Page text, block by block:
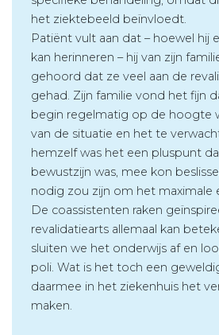
het ziektebeeld beïnvloedt.
Patiënt vult aan dat – hoewel hij
kan herinneren – hij van zijn
gehoord dat ze veel aan de
gehad. Zijn familie vond het fijn
begin regelmatig op de hoogte
van de situatie en het te
hemzelf was het een pluspunt
bewustzijn was, mee kon
nodig zou zijn om het maximale
De coassistenten raken
revalidatiearts allemaal kan
sluiten we het onderwijs af en
poli. Wat is het toch een
daarmee in het ziekenhuis het
maken.